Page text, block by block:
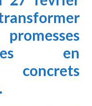
en
concrets